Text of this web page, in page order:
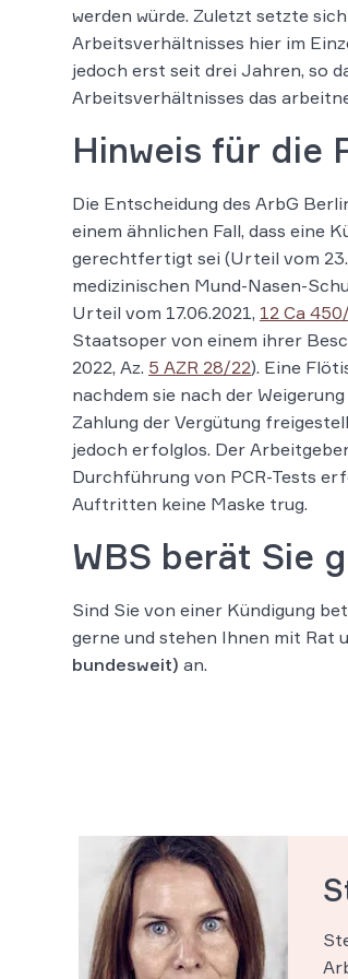
werden würde. Zuletzt setzte
Arbeitsverhältnisses hier im
jedoch erst seit drei Jahren, so
Arbeitsverhältnisses das
Hinweis für die
Die Entscheidung des ArbG
einem ähnlichen Fall, dass eine
gerechtfertigt sei (Urteil vom
medizinischen Mund-Nasen-
Urteil vom 17.06.2021, 12 Ca
Staatsoper von einem ihrer
2022, Az. 5 AZR 28/22). Eine
nachdem sie nach der
Zahlung der Vergütung
jedoch erfolglos. Der
Durchführung von PCR-Tests
Auftritten keine Maske trug.
WBS berät Sie
Sind Sie von einer Kündigung
gerne und stehen Ihnen mit Rat
bundesweit) an.